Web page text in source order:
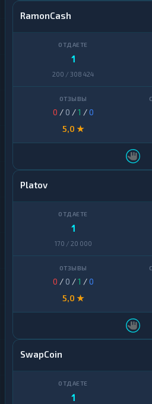
RamonCash
1
200 / 308 424
0 / 0 /1 /0
5,0 ★
Platov
1
170 / 20 000
0 / 0 /1 /0
5,0 ★
SwapCoin
1